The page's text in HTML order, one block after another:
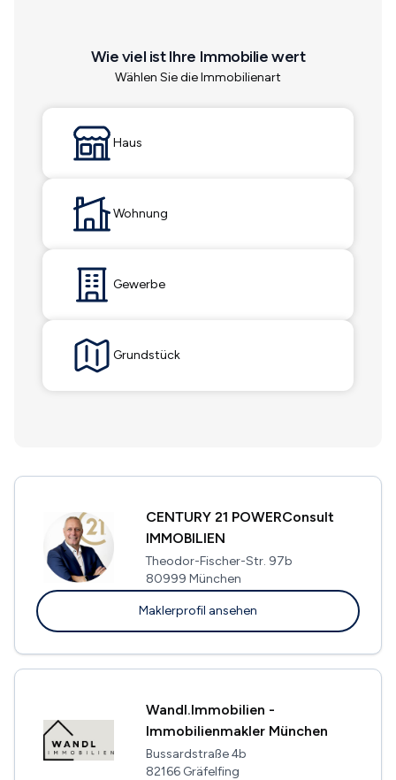
Wie viel ist Ihre Immobilie wert
Wählen Sie die Immobilienart
Haus
Wohnung
Gewerbe
Grundstück
CENTURY 21 POWERConsult
IMMOBILIEN
Theodor-Fischer-Str. 97b
80999 München
Maklerprofil ansehen
Wandl.Immobilien -
Immobilienmakler München
Bussardstraße 4b
82166 Gräfelfing